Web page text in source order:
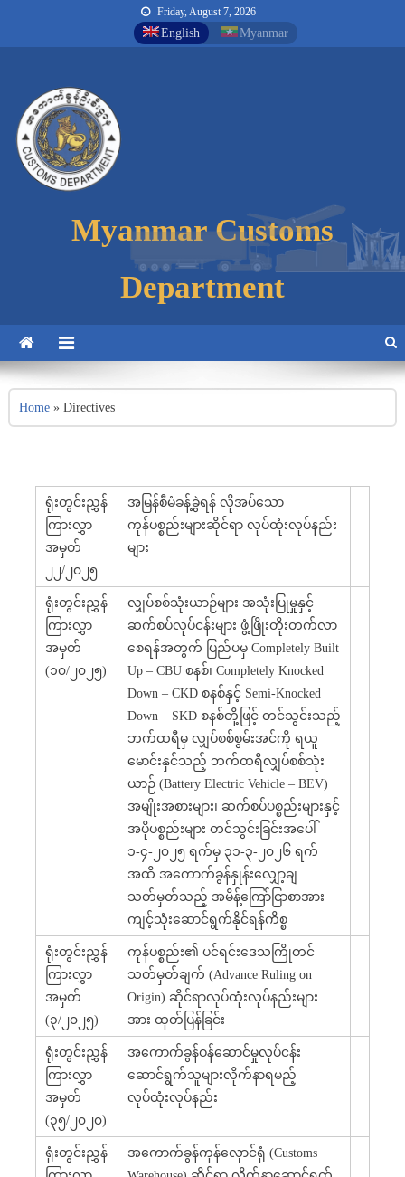
Friday, August 7, 2026
English Myanmar
Myanmar Customs
Department
Home» Directives
ရုံးတွင်းညွှန်
ကြားလွှာ
အမှတ်
၂၂/၂၀၂၅
အမြန်စီမံခန့်ခွဲရန် လိုအပ်သော
ကုန်ပစ္စည်းများဆိုင်ရာ လုပ်ထုံးလုပ်နည်း
များ
ရုံးတွင်းညွှန်
ကြားလွှာ
အမှတ်
(၁၀/၂၀၂၅)
လျှပ်စစ်သုံးယာဉ်များ အသုံးပြုမှုနှင့်
ဆက်စပ်လုပ်ငန်းများ ဖွံ့ဖြိုးတိုးတက်လာ
စေရန်အတွက် ပြည်ပမှ Completely Built
Up – CBU စနစ်၊ Completely Knocked
Down – CKD စနစ်နှင့် Semi-Knocked
Down – SKD စနစ်တို့ဖြင့် တင်သွင်းသည့်
ဘက်ထရီမှ လျှပ်စစ်စွမ်းအင်ကို ရယူ
မောင်းနှင်သည့် ဘက်ထရီလျှပ်စစ်သုံး
ယာဉ် (Battery Electric Vehicle – BEV)
အမျိုးအစားများ၊ ဆက်စပ်ပစ္စည်းများနှင့်
အပိုပစ္စည်းများ တင်သွင်းခြင်းအပေါ်
၁-၄-၂၀၂၅ ရက်မှ ၃၁-၃-၂၀၂၆ ရက်
အထိ အကောက်ခွန်နှုန်းလျှော့ချ
သတ်မှတ်သည့် အမိန့်ကြော်ငြာစာအား
ကျင့်သုံးဆောင်ရွက်နိုင်ရန်ကိစ္စ
ရုံးတွင်းညွှန်
ကြားလွှာ
အမှတ်
(၃/၂၀၂၅)
ကုန်ပစ္စည်း၏ ပင်ရင်းဒေသကြိုတင်
သတ်မှတ်ချက် (Advance Ruling on
Origin) ဆိုင်ရာလုပ်ထုံးလုပ်နည်းများ
အား ထုတ်ပြန်ခြင်း
ရုံးတွင်းညွှန်
ကြားလွှာ
အမှတ်
(၃၅/၂၀၂၀)
အကောက်ခွန်ဝန်ဆောင်မှုလုပ်ငန်း
ဆောင်ရွက်သူများလိုက်နာရမည့်
လုပ်ထုံးလုပ်နည်း
ရုံးတွင်းညွှန်
အကောက်ခွန်ကုန်လှောင်ရုံ (Customs